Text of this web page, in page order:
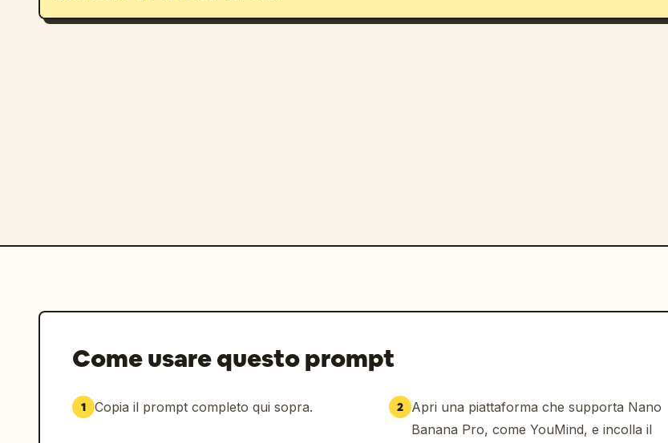
Come usare questo prompt
1 Copia il prompt completo qui sopra. 2 Apri una piattaforma che supporta Nano
Banana Pro, come YouMind, e incolla il